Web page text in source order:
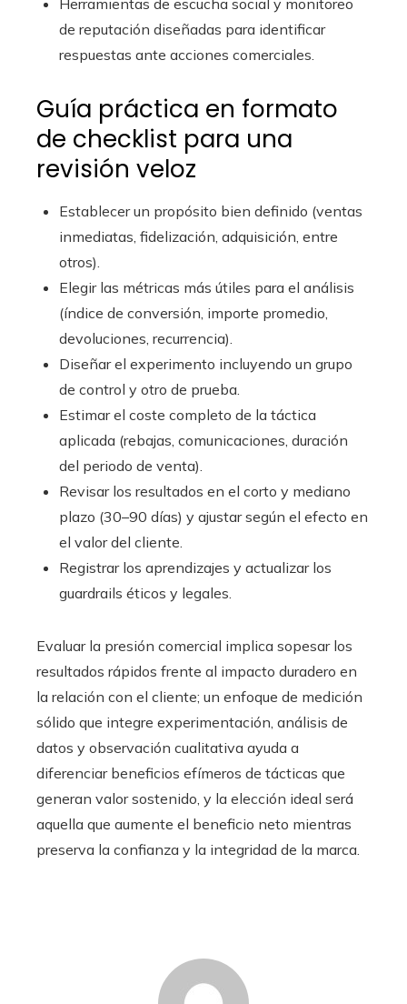
Herramientas de escucha social y monitoreo
de reputación diseñadas para identificar
respuestas ante acciones comerciales.
Guía práctica en formato
de checklist para una
revisión veloz
Establecer un propósito bien definido (ventas
inmediatas, fidelización, adquisición, entre
otros).
Elegir las métricas más útiles para el análisis
(índice de conversión, importe promedio,
devoluciones, recurrencia).
Diseñar el experimento incluyendo un grupo
de control y otro de prueba.
Estimar el coste completo de la táctica
aplicada (rebajas, comunicaciones, duración
del periodo de venta).
Revisar los resultados en el corto y mediano
plazo (30–90 días) y ajustar según el efecto en
el valor del cliente.
Registrar los aprendizajes y actualizar los
guardrails éticos y legales.
Evaluar la presión comercial implica sopesar los
resultados rápidos frente al impacto duradero en
la relación con el cliente; un enfoque de medición
sólido que integre experimentación, análisis de
datos y observación cualitativa ayuda a
diferenciar beneficios efímeros de tácticas que
generan valor sostenido, y la elección ideal será
aquella que aumente el beneficio neto mientras
preserva la confianza y la integridad de la marca.